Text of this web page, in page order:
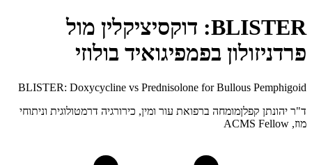
BLISTER: דוקסיציקלין מול
פרדניזולון בפמפיגואיד בולוזי
BLISTER: Doxycycline vs Prednisolone for Bullous Pemphigoid
ד"ר יהונתן קפלןמומחה ברפואת עור ומין, כירורגיה דרמטולוגית וניתוחי
מוז, ACMS Fellow